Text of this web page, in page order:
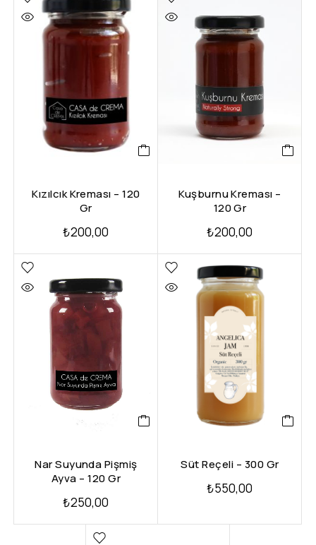
Kızılcık Kreması – 120
Gr
₺200,00
Kuşburnu Kreması –
120 Gr
₺200,00
Nar Suyunda Pişmiş
Ayva – 120 Gr
₺250,00
Süt Reçeli – 300 Gr
₺550,00